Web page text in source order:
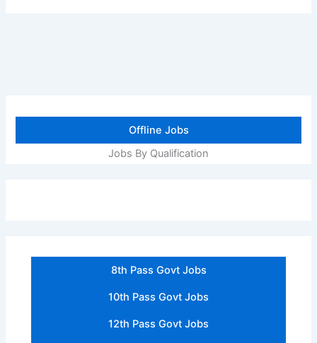
Offline Jobs
Jobs By Qualification
8th Pass Govt Jobs
10th Pass Govt Jobs
12th Pass Govt Jobs